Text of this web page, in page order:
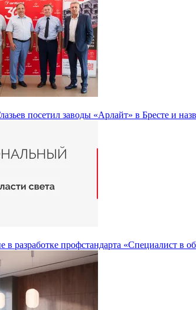
посетил заводы «Арлайт» в Бресте и
в разработке профстандарта «Специалист в